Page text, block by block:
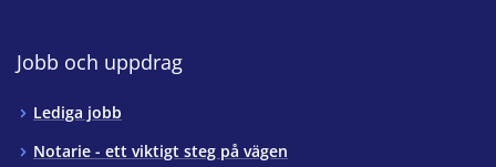
Jobb och uppdrag
Lediga jobb
Notarie - ett viktigt steg på vägen